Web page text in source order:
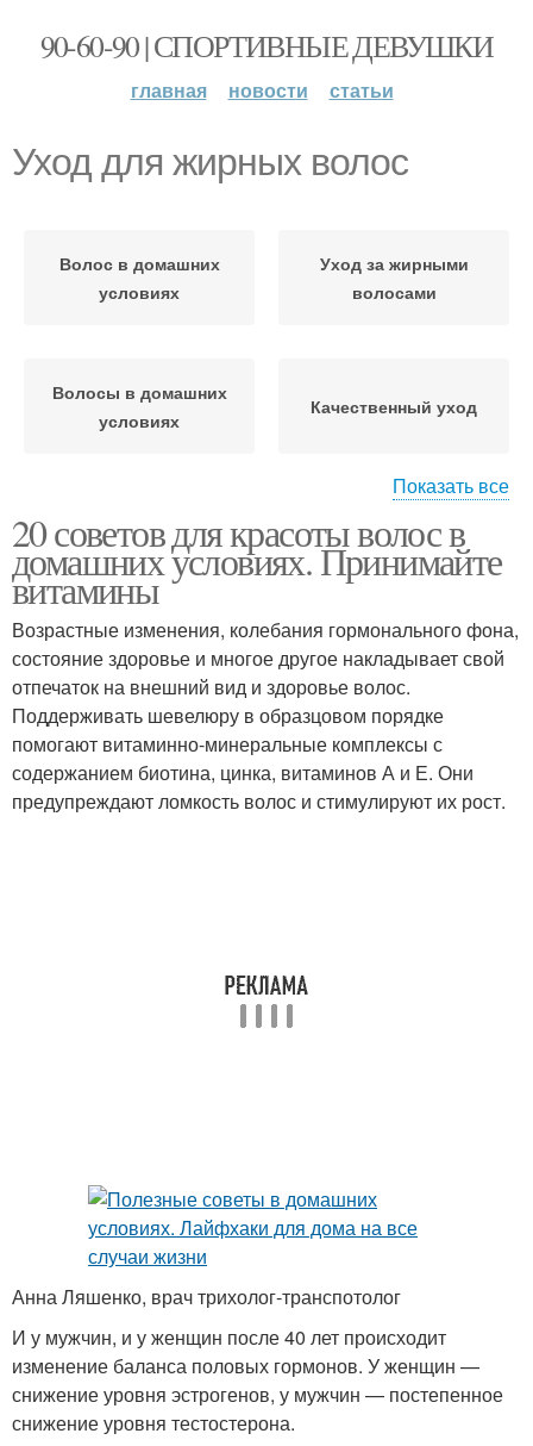
90-60-90 | СПОРТИВНЫЕ ДЕВУШКИ
главная новости статьи
Уход для жирных волос
Волос в домашних
условиях
Уход за жирными
волосами
Волосы в домашних
условиях
Качественный уход
Уход за волосами Грамотный уход
Красивые волосы Подходящий уход
Показать все
20 советов для красоты волос в
домашних условиях. Принимайте
витамины
Возрастные изменения, колебания гормонального фона,
состояние здоровье и многое другое накладывает свой
отпечаток на внешний вид и здоровье волос.
Поддерживать шевелюру в образцовом порядке
помогают витаминно-минеральные комплексы с
содержанием биотина, цинка, витаминов А и Е. Они
предупреждают ломкость волос и стимулируют их рост.
Анна Ляшенко, врач трихолог-транспотолог
И у мужчин, и у женщин после 40 лет происходит
изменение баланса половых гормонов. У женщин —
снижение уровня эстрогенов, у мужчин — постепенное
снижение уровня тестостерона.